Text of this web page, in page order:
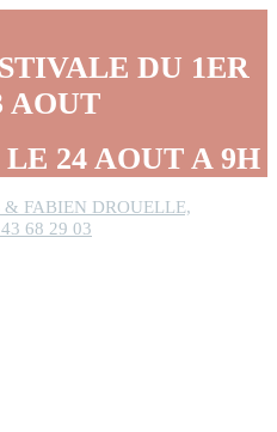
DU 1ER
AOUT
24 AOUT A 9H
& FABIEN DROUELLE,
68 29 03